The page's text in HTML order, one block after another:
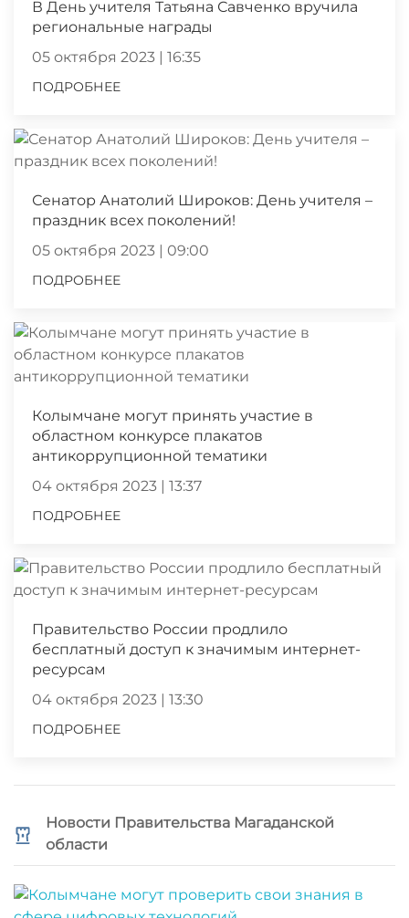
В День учителя Татьяна Савченко вручила
региональные награды
05 октября 2023 | 16:35
ПОДРОБНЕЕ
Сенатор Анатолий Широков: День учителя –
праздник всех поколений!
05 октября 2023 | 09:00
ПОДРОБНЕЕ
Колымчане могут принять участие в
областном конкурсе плакатов
антикоррупционной тематики
04 октября 2023 | 13:37
ПОДРОБНЕЕ
Правительство России продлило
бесплатный доступ к значимым интернет-
ресурсам
04 октября 2023 | 13:30
ПОДРОБНЕЕ
Новости Правительства Магаданской
области